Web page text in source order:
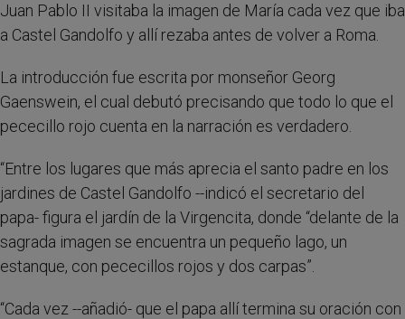
Juan Pablo II visitaba la imagen de María cada vez que iba
a Castel Gandolfo y allí rezaba antes de volver a Roma.
La introducción fue escrita por monseñor Georg
Gaenswein, el cual debutó precisando que todo lo que el
pececillo rojo cuenta en la narración es verdadero.
“Entre los lugares que más aprecia el santo padre en los
jardines de Castel Gandolfo --indicó el secretario del
papa- figura el jardín de la Virgencita, donde “delante de la
sagrada imagen se encuentra un pequeño lago, un
estanque, con pececillos rojos y dos carpas”.
“Cada vez --añadió- que el papa allí termina su oración con